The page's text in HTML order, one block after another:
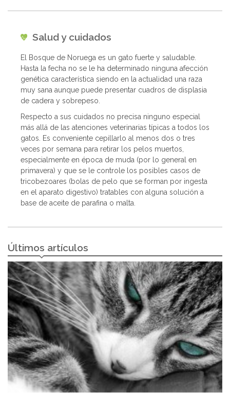
Salud y cuidados
El Bosque de Noruega es un gato fuerte y saludable.
Hasta la fecha no se le ha determinado ninguna afección
genética característica siendo en la actualidad una raza
muy sana aunque puede presentar cuadros de displasia
de cadera y sobrepeso.
Respecto a sus cuidados no precisa ninguno especial
más allá de las atenciones veterinarias típicas a todos los
gatos. Es conveniente cepillarlo al menos dos o tres
veces por semana para retirar los pelos muertos,
especialmente en época de muda (por lo general en
primavera) y que se le controle los posibles casos de
tricobezoares (bolas de pelo que se forman por ingesta
en el aparato digestivo) tratables con alguna solución a
base de aceite de parafina o malta.
Últimos artículos